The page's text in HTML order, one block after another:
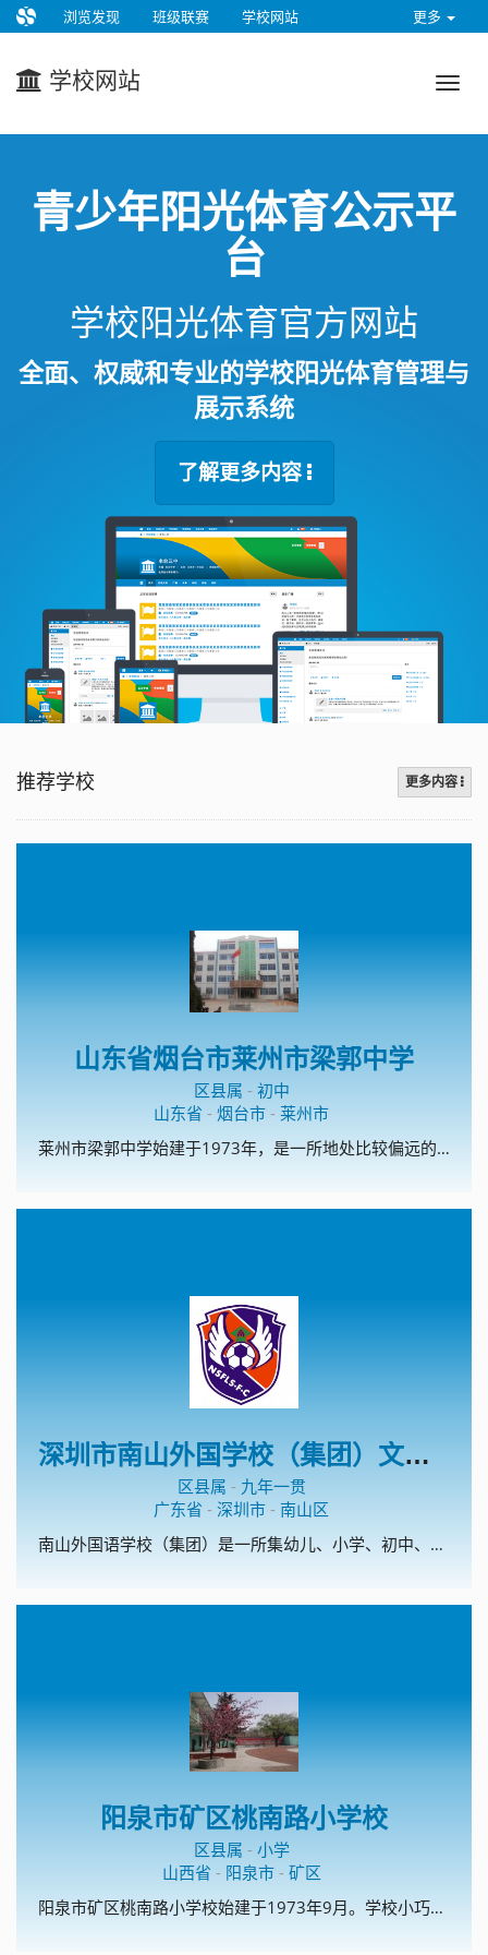
更多
浏览发现 班级联赛 学校网站
学校网站
青少年阳光体育公示平
台
学校阳光体育官方网站
全面、权威和专业的学校阳光体育管理与
展示系统
了解更多内容
更多内容
推荐学校
山东省烟台市莱州市梁郭中学
区县属 - 初中
山东省 - 烟台市 - 莱州市
莱州市梁郭中学始建于1973年，是一所地处比较偏远的农村学校。现有教职工50人，10个教学班。学校是烟台市规范化学校，烟台市电化教育示范校，莱州市安全文明校园，先后多次获得“莱州市教书育人先进单位”、“莱州市教学工作先进单位”、“莱州市德育工作先进单位”、“莱州市师德建设工作先进单位”等荣誉称号。 多年来，学校始终倡树的校风，的教风和的学风，以办人民满意的教育为宗旨，始终坚持德育为首，质量中心，重视教师队伍建设，促进教师专业成长，向科研要质量，向教改要成绩，积极探索农村学校特色办学之路，努力提高办学水平和效益。
深圳市南山外国学校（集团）文华学校
区县属 - 九年一贯
广东省 - 深圳市 - 南山区
南山外国语学校（集团）是一所集幼儿、小学、初中、高中为一体的集团化学校。南外（集团)文华学校是深圳市首批校园足球特色学校、深圳市传统项目学校；开展校园足球理念为：以丰富多彩的活动营造浓厚的校园足球氛围、以浓厚的校园足球氛围促进校园足球的普及。
阳泉市矿区桃南路小学校
区县属 - 小学
山西省 - 阳泉市- 矿区
阳泉市矿区桃南路小学校始建于1973年9月。学校小巧精美，装备精良，藏书丰富，文化氛围浓郁。这里曾孕育出山西省模范教师和山西省美德少年。学校以“为学生一生的幸福奠基”为办学宗旨，以“平安校园、书香校园、艺术校园、数字校园、文化校园、温馨校园”为办学愿景，坚持做有温度的教育。温馨教育是学校的办学特色，主要从温馨的物质环境、温馨的心理环境、温馨的人际环境、温馨的教学环境四方面着手，创建了温馨教室、温馨聊吧、温馨书架、温馨课堂、校刊《温馨的风》。课外阅读和校园足球是学校的两个特色项目。学校现为全国校园足球特色学校。2015年和2017年，学校猎豹足球队 分别夺得市中小学生校园足球比赛小学组冠军，2017年获得阳泉市矿区小学生足球赛冠军，2017年8月，代表阳泉市参加了山西省小学生足球赛。